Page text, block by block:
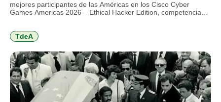
mejores participantes de las Américas en los Cisco Cyber
Games Americas 2026 – Ethical Hacker Edition, competencia
ciberseguridad, hacking ético y resolución de problemas
técnicos. El […]
TdeA